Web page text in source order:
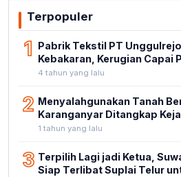
Terpopuler
1 Pabrik Tekstil PT
Kebakaran, Kerugian Capai
4 tahun yang lalu
2 Menyalahgunakan Tanah
Karanganyar Ditangkap
1 tahun yang lalu
3 Terpilih Lagi jadi Ketua,
Siap Terlibat Suplai Telur